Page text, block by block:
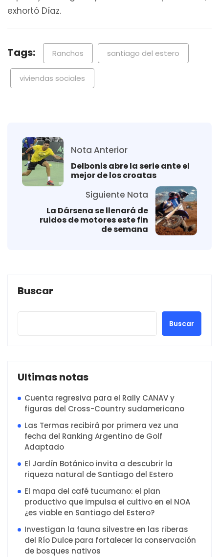
exhortó Díaz.
Tags: Ranchos santiago del estero
viviendas sociales
Nota Anterior
Delbonis abre la serie ante el
mejor de los croatas
Siguiente Nota
La Dársena se llenará de
ruidos de motores este fin
de semana
Buscar
Buscar
Ultimas notas
Cuenta regresiva para el Rally CANAV y
figuras del Cross-Country sudamericano
Las Termas recibirá por primera vez una
fecha del Ranking Argentino de Golf
Adaptado
El Jardín Botánico invita a descubrir la
riqueza natural de Santiago del Estero
El mapa del café tucumano: el plan
productivo que impulsa el cultivo en el NOA
¿es viable en Santiago del Estero?
Investigan la fauna silvestre en las riberas
del Río Dulce para fortalecer la conservación
de bosques nativos